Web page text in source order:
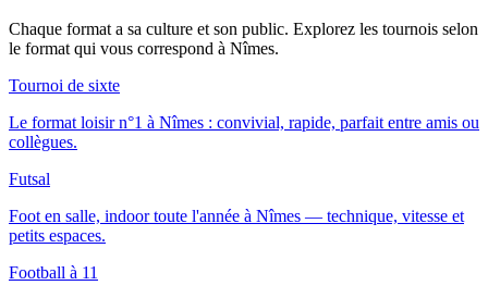
Chaque format a sa culture et son public. Explorez les tournois selon
le format qui vous correspond à Nîmes.
Tournoi de sixte
Le format loisir n°1 à Nîmes : convivial, rapide, parfait entre amis ou
collègues.
Futsal
Foot en salle, indoor toute l'année à Nîmes — technique, vitesse et
petits espaces.
Football à 11